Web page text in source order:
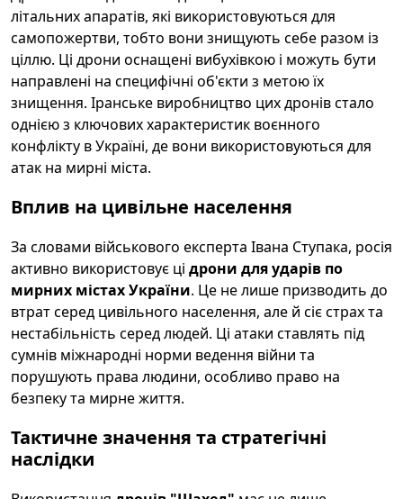
літальних апаратів, які використовуються для
самопожертви, тобто вони знищують себе разом із
ціллю. Ці дрони оснащені вибухівкою і можуть бути
направлені на специфічні об'єкти з метою їх
знищення. Іранське виробництво цих дронів стало
однією з ключових характеристик воєнного
конфлікту в Україні, де вони використовуються для
атак на мирні міста.
Вплив на цивільне населення
За словами військового експерта Івана Ступака, росія
активно використовує ці дрони для ударів по
мирних містах України. Це не лише призводить до
втрат серед цивільного населення, але й сіє страх та
нестабільність серед людей. Ці атаки ставлять під
сумнів міжнародні норми ведення війни та
порушують права людини, особливо право на
безпеку та мирне життя.
Тактичне значення та стратегічні
наслідки